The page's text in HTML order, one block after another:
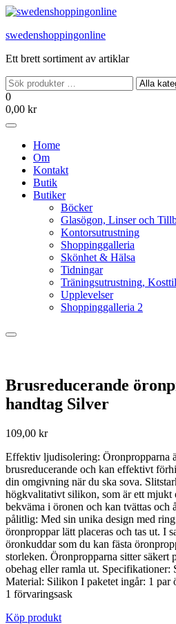
Hoppa
innehållet
swedenshoppingonline
Ett brett sortiment av artiklar
0
0,00 kr
Home
Om
Kontakt
Butik
Butiker
Böcker
Glasögon, Linser och
Kontorsutrustning
Shoppinggalleria
Skönhet & Hälsa
Tidningar
Träningsutrustning,
Upplevelser
Shoppinggalleria 2
Brusreducerande
handtag Silver
109,00 kr
Effektiv ljudisolering: Öronpropparna
brusreducerande och kan effektivt
din omgivning när du ska sova.
högkvalitativt silikon, som är ett mjukt
bekväma i öronen och kan tvättas och
pålitlig: Med sin unika design med
öronproppar lätt placeras och tas ut. I
öronkuddar som du kan fästa
storleken. Öronpropparna sitter säkert
obehag eller ramla ut.
Material: Silikon I paketet ingår: 1 par
1 förvaringsask
Köp produkt